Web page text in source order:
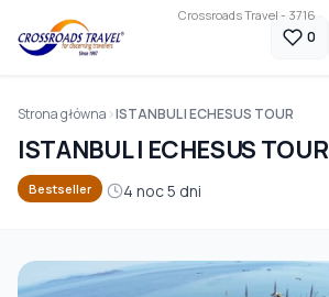
Crossroads Travel - 3716
0
Strona główna ISTANBUL I ECHESUS TOUR
ISTANBUL I ECHESUS TOUR
Bestseller 4 noc 5 dni